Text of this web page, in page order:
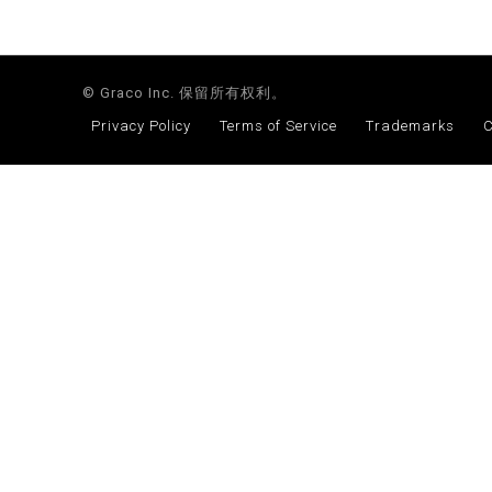
© Graco Inc. 保留所有权利。
Privacy Policy
Terms of Service Trademarks